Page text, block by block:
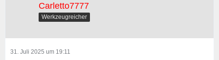
Carletto7777
Werkzeugreicher
31. Juli 2025 um 19:11